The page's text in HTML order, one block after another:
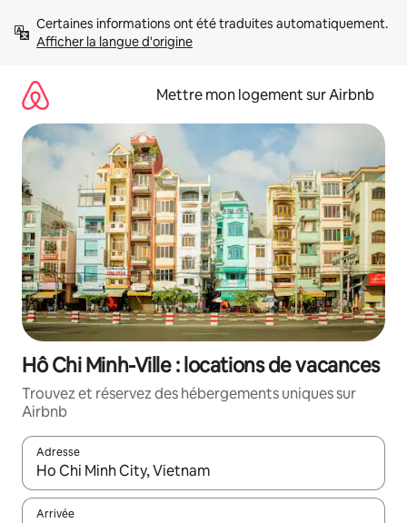
directement
Afficher la langue d'origine
Mettre mon logement sur Airbnb
Hô Chi Minh-Ville : locations de vacances
Trouvez et réservez des hébergements uniques sur
Airbnb
Adresse
Lorsque les résultats s'affichent, utilisez les flèches vers le
Arrivée